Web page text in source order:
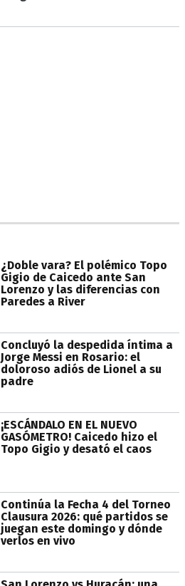
¿Doble vara? El polémico Topo
Gigio de Caicedo ante San
Lorenzo y las diferencias con
Paredes a River
Concluyó la despedida íntima a
Jorge Messi en Rosario: el
doloroso adiós de Lionel a su
padre
¡ESCÁNDALO EN EL NUEVO
GASÓMETRO! Caicedo hizo el
Topo Gigio y desató el caos
Continúa la Fecha 4 del Torneo
Clausura 2026: qué partidos se
juegan este domingo y dónde
verlos en vivo